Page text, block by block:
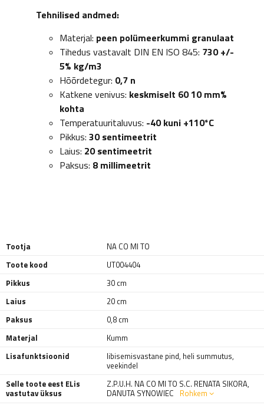
Tehnilised andmed:
Materjal: peen polümeerkummi granulaat
Tihedus vastavalt DIN EN ISO 845: 730 +/-
5% kg/m3
Hõõrdetegur: 0,7 n
Katkene venivus: keskmiselt 60 10 mm%
kohta
Temperatuuritaluvus: -40 kuni +110*C
Pikkus: 30 sentimeetrit
Laius: 20 sentimeetrit
Paksus: 8 millimeetrit
Tootja
NA CO MI TO
Toote kood
UT004404
Pikkus
30 cm
Laius
20 cm
Paksus
0,8 cm
Materjal
Kumm
Lisafunktsioonid
libisemisvastane pind, heli summutus,
veekindel
Selle toote eest ELis
vastutav üksus
Z.P.U.H. NA CO MI TO S.C. RENATA SIKORA,
DANUTA SYNOWIEC Rohkem